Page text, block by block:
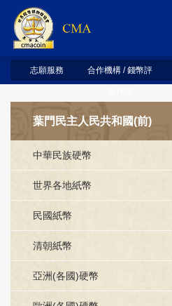
志願服務 合作機構 / 錢幣評
葉門民主人民共和國(前)
中華民族硬幣
世界各地紙幣
民國紙幣
清朝紙幣
亞洲(各國)硬幣